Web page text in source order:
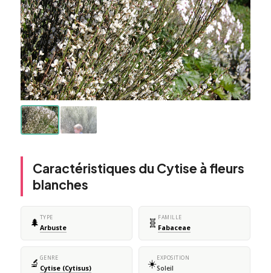
Caractéristiques du Cytise à fleurs
blanches
🌲 TYPE
Arbuste 🧬 FAMILLE
Fabaceae
🔬 GENRE
Cytise (Cytisus) ☀️EXPOSITION
Soleil